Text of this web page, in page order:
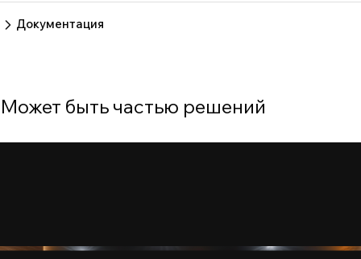
Документация
Может быть частью решений